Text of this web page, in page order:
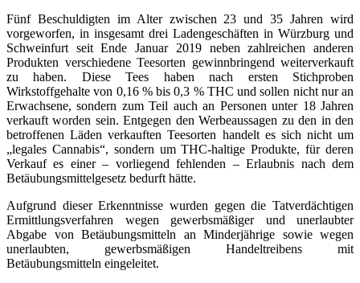
Fünf Beschuldigten im Alter zwischen 23 und 35 Jahren wird
vorgeworfen, in insgesamt drei Ladengeschäften in Würzburg und
Schweinfurt seit Ende Januar 2019 neben zahlreichen anderen
Produkten verschiedene Teesorten gewinnbringend weiterverkauft
zu haben. Diese Tees haben nach ersten Stichproben
Wirkstoffgehalte von 0,16 % bis 0,3 % THC und sollen nicht nur an
Erwachsene, sondern zum Teil auch an Personen unter 18 Jahren
verkauft worden sein. Entgegen den Werbeaussagen zu den in den
betroffenen Läden verkauften Teesorten handelt es sich nicht um
„legales Cannabis“, sondern um THC-haltige Produkte, für deren
Verkauf es einer – vorliegend fehlenden – Erlaubnis nach dem
Betäubungsmittelgesetz bedurft hätte.
Aufgrund dieser Erkenntnisse wurden gegen die Tatverdächtigen
Ermittlungsverfahren wegen gewerbsmäßiger und unerlaubter
Abgabe von Betäubungsmitteln an Minderjährige sowie wegen
unerlaubten, gewerbsmäßigen Handeltreibens mit
Betäubungsmitteln eingeleitet.